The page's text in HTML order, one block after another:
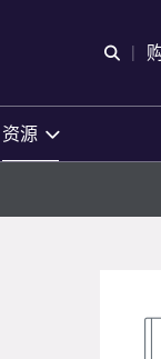
资源